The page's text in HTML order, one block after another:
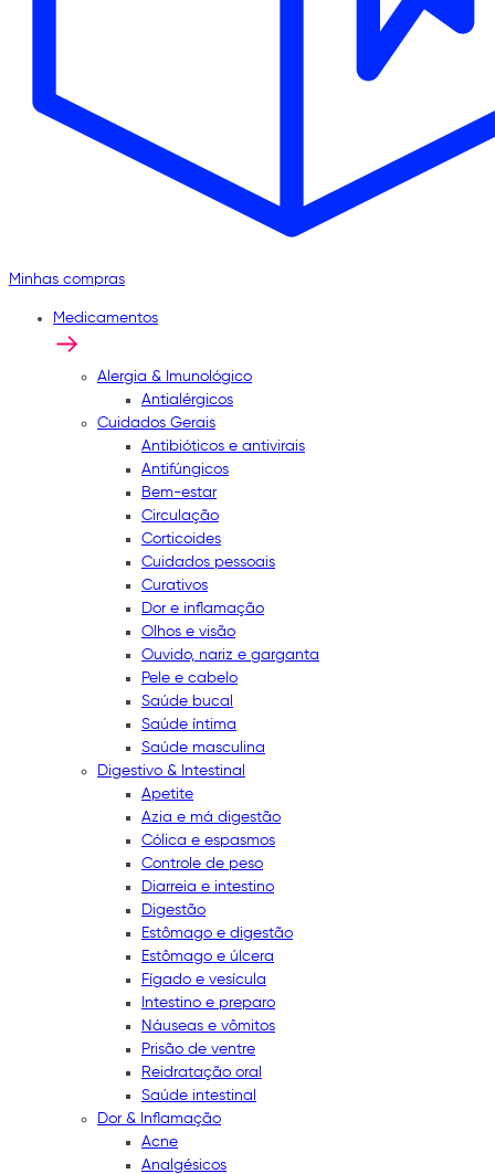
Minhas compras
Medicamentos
Alergia & Imunológico
Antialérgicos
Cuidados Gerais
Antibióticos e antivirais
Antifúngicos
Bem-estar
Circulação
Corticoides
Cuidados pessoais
Curativos
Dor e inflamação
Olhos e visão
Ouvido, nariz e garganta
Pele e cabelo
Saúde bucal
Saúde íntima
Saúde masculina
Digestivo & Intestinal
Apetite
Azia e má digestão
Cólica e espasmos
Controle de peso
Diarreia e intestino
Digestão
Estômago e digestão
Estômago e úlcera
Fígado e vesícula
Intestino e preparo
Náuseas e vômitos
Prisão de ventre
Reidratação oral
Saúde intestinal
Dor & Inflamação
Acne
Analgésicos